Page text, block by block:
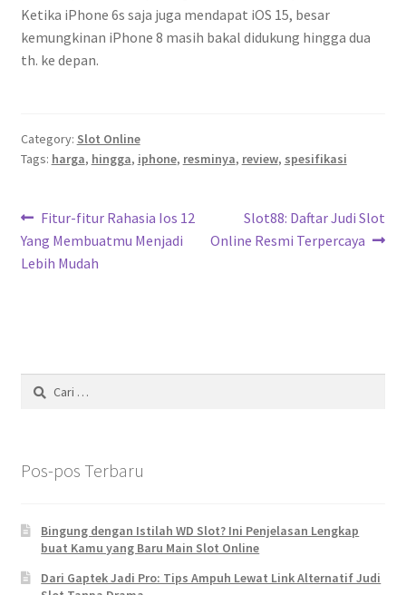
Ketika iPhone 6s saja juga mendapat iOS 15, besar
kemungkinan iPhone 8 masih bakal didukung hingga dua
th. ke depan.
Category: Slot Online
Tags: harga, hingga, iphone, resminya, review, spesifikasi
Navigasi
pos
Previous
post:
Fitur-fitur Rahasia Ios 12
Yang Membuatmu Menjadi
Lebih Mudah
Next
post:
Slot88: Daftar Judi Slot
Online Resmi Terpercaya
Cari
untuk:
Pos-pos Terbaru
Bingung dengan Istilah WD Slot? Ini Penjelasan Lengkap
buat Kamu yang Baru Main Slot Online
Dari Gaptek Jadi Pro: Tips Ampuh Lewat Link Alternatif Judi